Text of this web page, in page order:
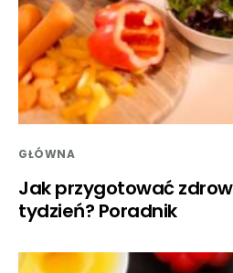
GŁÓWNA
Jak przygotować
tydzień? Poradnik